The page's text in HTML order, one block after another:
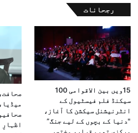
رجحانات
15ویں بین الاقوامی 100
سیکنڈ فلم فیسٹیول کے
انٹرنیشنل سیکشن کا آغاز،
"دنیا کے بچوں کے لیے جنگ”